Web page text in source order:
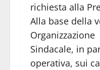
richiesta alla
Alla base della
Organizzazione
Sindacale, in
operativa, sui